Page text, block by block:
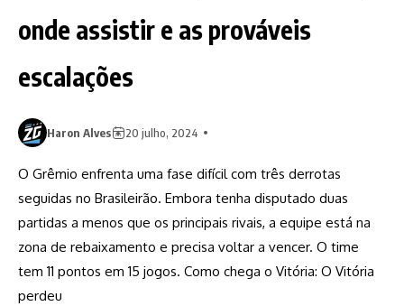
onde assistir e as prováveis
escalações
Haron Alves 20 julho, 2024
O Grêmio enfrenta uma fase difícil com três derrotas
seguidas no Brasileirão. Embora tenha disputado duas
partidas a menos que os principais rivais, a equipe está na
zona de rebaixamento e precisa voltar a vencer. O time
tem 11 pontos em 15 jogos. Como chega o Vitória: O Vitória
perdeu